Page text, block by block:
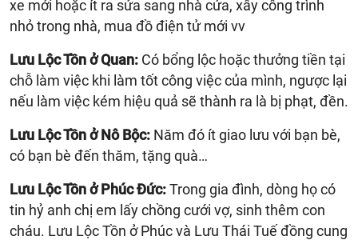
xe mới hoặc ít ra sửa sang nhà cửa, xây công trình
nhỏ trong nhà, mua đồ điện tử mới vv
Lưu Lộc Tồn ở Quan: Có bổng lộc hoặc thưởng tiền tại
chỗ làm việc khi làm tốt công việc của mình, ngược lại
nếu làm việc kém hiệu quả sẽ thành ra là bị phạt, đền.
Lưu Lộc Tồn ở Nô Bộc: Năm đó ít giao lưu với bạn bè,
có bạn bè đến thăm, tặng quà…
Lưu Lộc Tồn ở Phúc Đức:Trong gia đình, dòng họ có
tin hỷ anh chị em lấy chồng cưới vợ, sinh thêm con
cháu. Lưu Lộc Tồn ở Phúc và Lưu Thái Tuế đồng cung